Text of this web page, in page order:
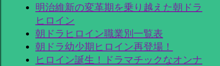
明治維新の変革期を乗り越えた朝ドラ
ヒロイン
朝ドラヒロイン職業別一覧表
朝ドラ幼少期ヒロイン再登場！
ヒロイン誕生！ドラマチックなオンナ